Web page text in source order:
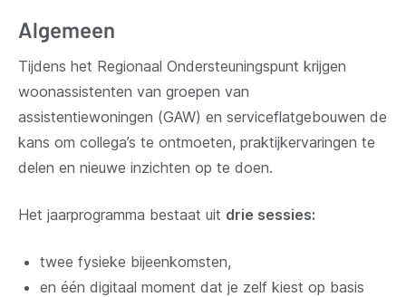
Algemeen
Tijdens het Regionaal Ondersteuningspunt krijgen
woonassistenten van groepen van
assistentiewoningen (GAW) en serviceflatgebouwen de
kans om collega’s te ontmoeten, praktijkervaringen te
delen en nieuwe inzichten op te doen.
Het jaarprogramma bestaat uit drie sessies:
twee fysieke bijeenkomsten,
en één digitaal moment dat je zelf kiest op basis